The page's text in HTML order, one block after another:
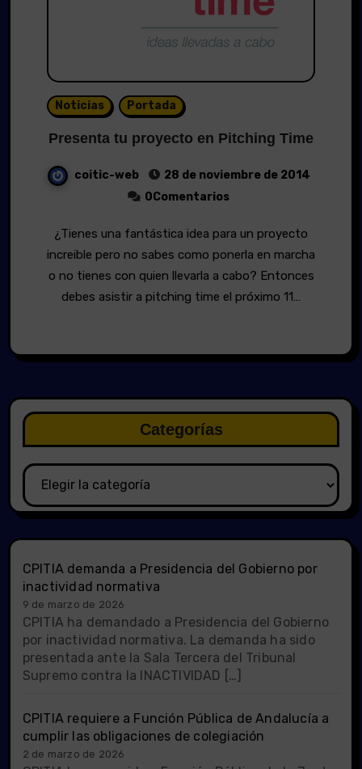
Noticias Portada
Presenta tu proyecto en Pitching Time
coitic-web
28 de noviembre de 2014
0Comentarios
¿Tienes una fantástica idea para un proyecto
increible pero no sabes como ponerla en marcha
o no tienes con quien llevarla a cabo? Entonces
debes asistir a pitching time el próximo 11…
Categorías
Categorías
CPITIA demanda a Presidencia del Gobierno por
inactividad normativa
9 de marzo de 2026
CPITIA ha demandado a Presidencia del Gobierno
por inactividad normativa. La demanda ha sido
presentada ante la Sala Tercera del Tribunal
Supremo contra la INACTIVIDAD […]
CPITIA requiere a Función Pública de Andalucía a
cumplir las obligaciones de colegiación
2 de marzo de 2026